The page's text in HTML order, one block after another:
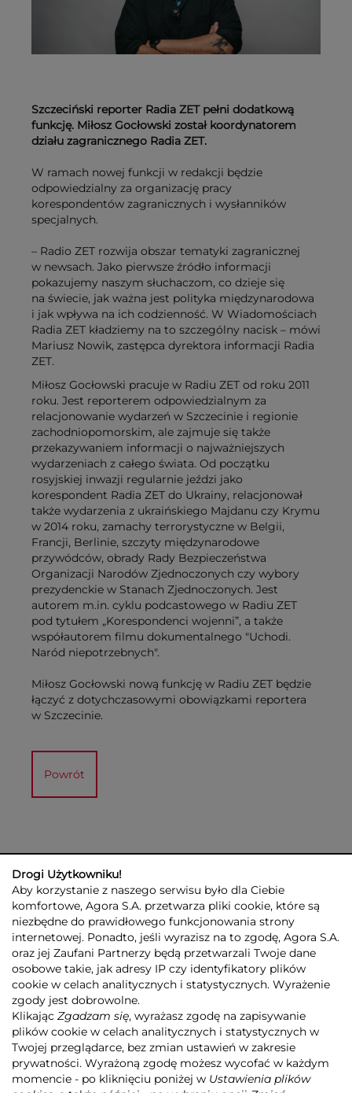
Szczeciński reporter Radia ZET pełni dodatkową
funkcję. Miłosz Gocłowski został koordynatorem
działu zagranicznego Radia ZET.
W ramach nowej funkcji w redakcji będzie
odpowiedzialny za organizację pracy
korespondentów zagranicznych i wysłanników
specjalnych.
– Radio ZET rozwija obszar tematyki zagranicznej
w newsach. Jako pierwsze źródło informacji
pokazujemy naszym słuchaczom, co dzieje się
na świecie, jak ważna jest polityka międzynarodowa
i jak wpływa na ich codzienność. W Wiadomościach
Radia ZET kładziemy na to szczególny nacisk – mówi
Mariusz Nowik, zastępca dyrektora informacji Radia
ZET.
Miłosz Gocłowski pracuje w Radiu ZET od roku 2011
roku. Jest reporterem odpowiedzialnym za
relacjonowanie wydarzeń w Szczecinie i regionie
zachodniopomorskim, ale zajmuje się także
przekazywaniem informacji o najważniejszych
wydarzeniach z całego świata. Od początku
rosyjskiej inwazji regularnie jeździ jako
korespondent Radia ZET do Ukrainy, relacjonował
także wydarzenia z ukraińskiego Majdanu czy Krymu
w 2014 roku, zamachy terrorystyczne w Belgii,
Francji, Berlinie, szczyty międzynarodowe
przywódców, obrady Rady Bezpieczeństwa
Organizacji Narodów Zjednoczonych czy wybory
prezydenckie w Stanach Zjednoczonych. Jest
autorem m.in. cyklu podcastowego w Radiu ZET
pod tytułem „Korespondenci wojenni”, a także
współautorem filmu dokumentalnego "Uchodi.
Naród niepotrzebnych".
Miłosz Gocłowski nową funkcję w Radiu ZET będzie
łączyć z dotychczasowymi obowiązkami reportera
w Szczecinie.
Powrót
GRUPA AGORA DLA INWESTORÓW DLA MEDIÓW
REKLAMA
ESG
KONTAKT
© 2026 Copyright AGORA SA
POLITYKA PRYWATNOŚCI AGORA S.A.
POLITYKA PRYWATNOŚCI SERWISU AGORA.PL
POLITYKA TRANSPARENTNOŚCI
ZASTRZEŻENIE PRAWNOAUTORSKIE
INFORMACJE O USŁUGACH MEDIALNYCH
MAPA SERWISU RSS
Drogi Użytkowniku!
Aby korzystanie z naszego serwisu było dla Ciebie
komfortowe, Agora S.A. przetwarza pliki cookie, które są
niezbędne do prawidłowego funkcjonowania strony
internetowej. Ponadto, jeśli wyrazisz na to zgodę, Agora S.A.
oraz jej Zaufani Partnerzy będą przetwarzali Twoje dane
osobowe takie, jak adresy IP czy identyfikatory plików
cookie w celach analitycznych i statystycznych. Wyrażenie
zgody jest dobrowolne.
Klikając Zgadzam się, wyrażasz zgodę na zapisywanie
plików cookie w celach analitycznych i statystycznych w
Twojej przeglądarce, bez zmian ustawień w zakresie
prywatności. Wyrażoną zgodę możesz wycofać w każdym
momencie - po kliknięciu poniżej w Ustawienia plików